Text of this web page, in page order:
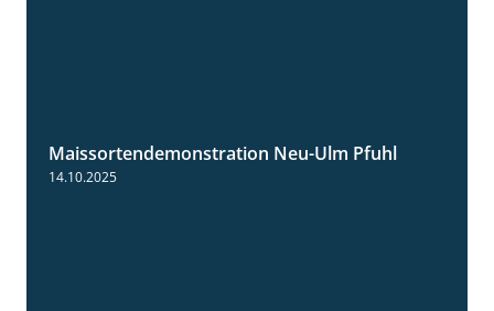
7:10
Maissortendemonstration Neu-Ulm Pfuhl
14.10.2025